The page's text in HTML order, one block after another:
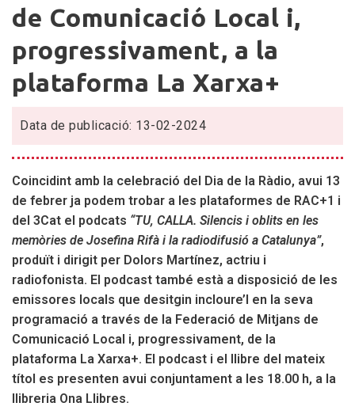
a
disposició
de
les
emissores
locals
través
de
la
Federació
de
Mitjans
de
Comunicació
Local
i,
progressivament,
a
la
de Comunicació Local i,
progressivament, a la
plataforma La Xarxa+
Data de publicació: 13-02-2024
Coincidint amb la celebració del Dia de la Ràdio, avui 13
de febrer ja podem trobar a les plataformes de RAC+1 i
del 3Cat el podcats “TU, CALLA. Silencis i oblits en les
memòries de Josefina Rifà i la radiodifusió a Catalunya”,
produït i dirigit per Dolors Martínez, actriu i
radiofonista. El podcast també està a disposició de les
emissores locals que desitgin incloure’l en la seva
programació a través de la Federació de Mitjans de
Comunicació Local i, progressivament, de la
plataforma La Xarxa+. El podcast i el llibre del mateix
títol es presenten avui conjuntament a les 18.00 h, a la
llibreria Ona Llibres.